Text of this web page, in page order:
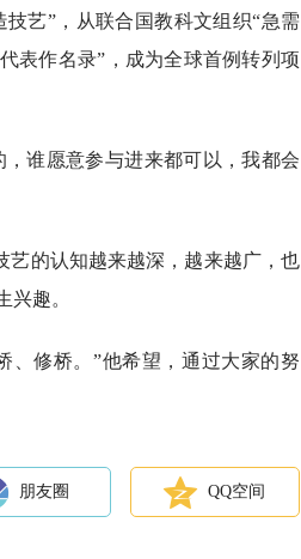
艺”，从联合国教科文组织“急需
表作名录”，成为全球首例转列项
谁愿意参与进来都可以，我都会
艺的认知越来越深，越来越广，也
趣。
、修桥。”他希望，通过大家的努
朋友圈 QQ空间